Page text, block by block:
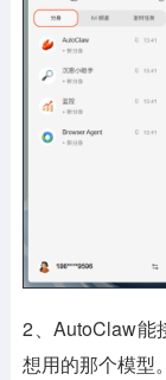
2、AutoClaw能
想用的那个模型。